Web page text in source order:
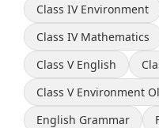
Class IV Environment
Class IV Mathematics
Class V English
Class V Environment
English Grammar